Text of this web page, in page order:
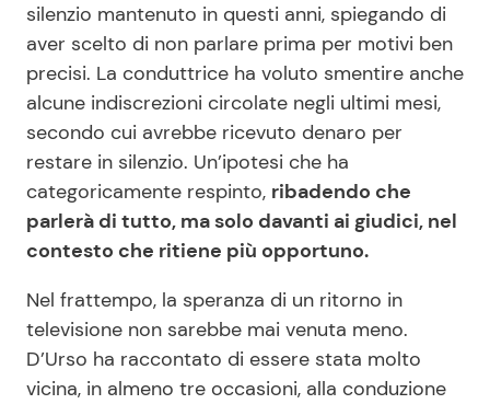
silenzio mantenuto in questi anni, spiegando di
aver scelto di non parlare prima per motivi ben
precisi. La conduttrice ha voluto smentire anche
alcune indiscrezioni circolate negli ultimi mesi,
secondo cui avrebbe ricevuto denaro per
restare in silenzio. Un’ipotesi che ha
categoricamente respinto, ribadendo che
parlerà di tutto, ma solo davanti ai giudici, nel
contesto che ritiene più opportuno.
Nel frattempo, la speranza di un ritorno in
televisione non sarebbe mai venuta meno.
D’Urso ha raccontato di essere stata molto
vicina, in almeno tre occasioni, alla conduzione